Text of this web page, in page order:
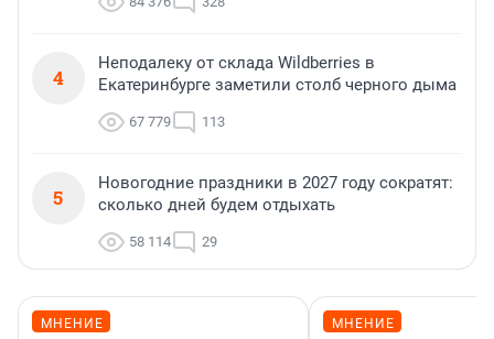
4
Неподалеку от склада Wildberries в
Екатеринбурге заметили столб черного дыма
67 779 113
5
Новогодние праздники в 2027 году сократят:
сколько дней будем отдыхать
58 114 29
МНЕНИЕ МНЕНИЕ